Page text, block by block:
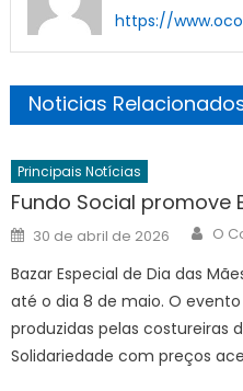
https://
Noticias
Principais Notícias
Fundo Social promove
Posted
on
30 de abril de 2026 O
Bazar Especial de Dia das
até o dia 8 de maio. O
produzidas pelas costureiras
Solidariedade com preços